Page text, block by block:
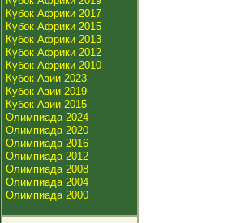
Кубок Африки 2017
Кубок Африки 2015
Кубок Африки 2013
Кубок Африки 2012
Кубок Африки 2010
Кубок Азии 2023
Кубок Азии 2019
Кубок Азии 2015
Олимпиада 2024
Олимпиада 2020
Олимпиада 2016
Олимпиада 2012
Олимпиада 2008
Олимпиада 2004
Олимпиада 2000